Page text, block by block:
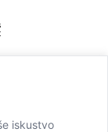
iskustvo